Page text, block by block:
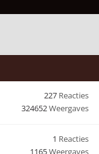
227 Reacties
324652Weergaves
1 Reacties
1165Weergaves